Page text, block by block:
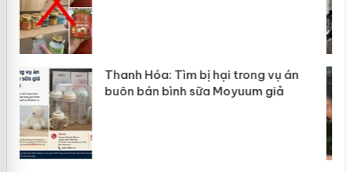
Hưng Yên: Xử lý 6 hộ kinh doanh bán
hàng giả mạo nhãn hiệu Adidas, Nike